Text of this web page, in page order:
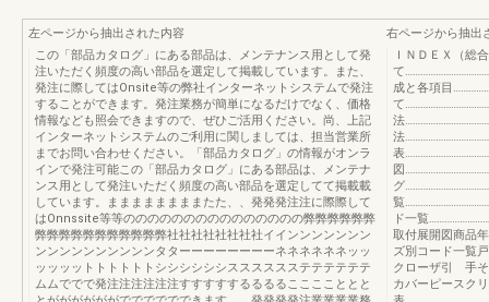
左ページから抽出された内容
この「部品カタログ」にある部品は、メンテナンス用として発
注いただく頻度の高い部品を選定して掲載しています。また、
発注に際してはOnsite等の弊社インターネットシステムで発注
することができます。発注業務が簡単になるだけでなく、価格
情報なども照会できますので、ぜひご活用ください。尚、上記
インターネットシステムのご利用に関しましては、担当営業所
までお問い合わせください。「部品カタログ」の情報がオンラ
インで発注可能この「部品カタログ」にある部品は、メンテナ
ンス用として発注いただく頻度の高い部品を選定してて掲載載
しています。ままままままままたた、、発発発注注に際際して
はOnnssite等等ののののののののののののののの弊弊弊弊弊弊
弊弊弊弊弊弊弊弊弊弊弊社社社社社社社社イインンンンンンン
ンンンンンンンンンンタターーーーーーーーネネネネネネッッ
ッッッットトトトトトシシシシシシスススススステテテテテテ
ムムででで発注注注注注注すすすすするるるるここここととと
右ページから抽出
ＩＮＤＥＸ（総
て
成と各項目
て
法
法
表
図
グ
覧
ド一覧
取付展開図商品
ズ別コード一覧
クローザ引 手そ
カバーピースク